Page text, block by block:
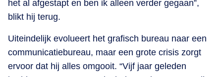
het al afgestapt en ben ik alleen verder gegaan”,
blikt hij terug.
Uiteindelijk evolueert het grafisch bureau naar een
communicatiebureau, maar een grote crisis zorgt
ervoor dat hij alles omgooit. “Vijf jaar geleden